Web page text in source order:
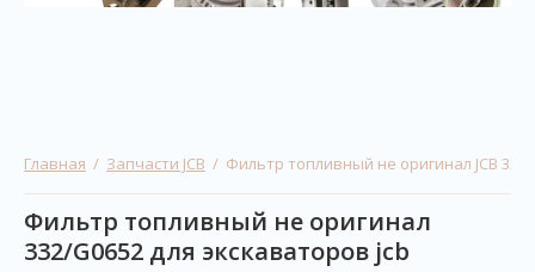
Главная
  /
Запчасти JCB
/  Фильтр топливный не оригинал JCB
Фильтр топливный не оригинал
332/G0652 для экскаваторов jcb